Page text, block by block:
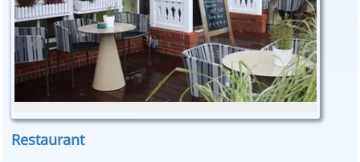
Restaurant